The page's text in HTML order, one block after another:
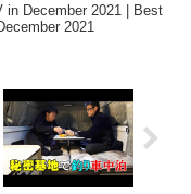
in December 2021 | Best
2021